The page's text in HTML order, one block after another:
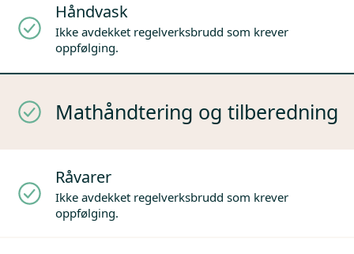
Håndvask
Ikke avdekket regelverksbrudd som krever
oppfølging.
Mathåndtering og tilberedning
Råvarer
Ikke avdekket regelverksbrudd som krever
oppfølging.